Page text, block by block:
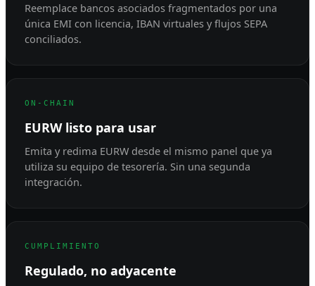
Reemplace bancos asociados fragmentados por una
única EMI con licencia, IBAN virtuales y flujos SEPA
conciliados.
ON-CHAIN
EURW listo para usar
Emita y redima EURW desde el mismo panel que ya
utiliza su equipo de tesorería. Sin una segunda
integración.
CUMPLIMIENTO
Regulado, no adyacente